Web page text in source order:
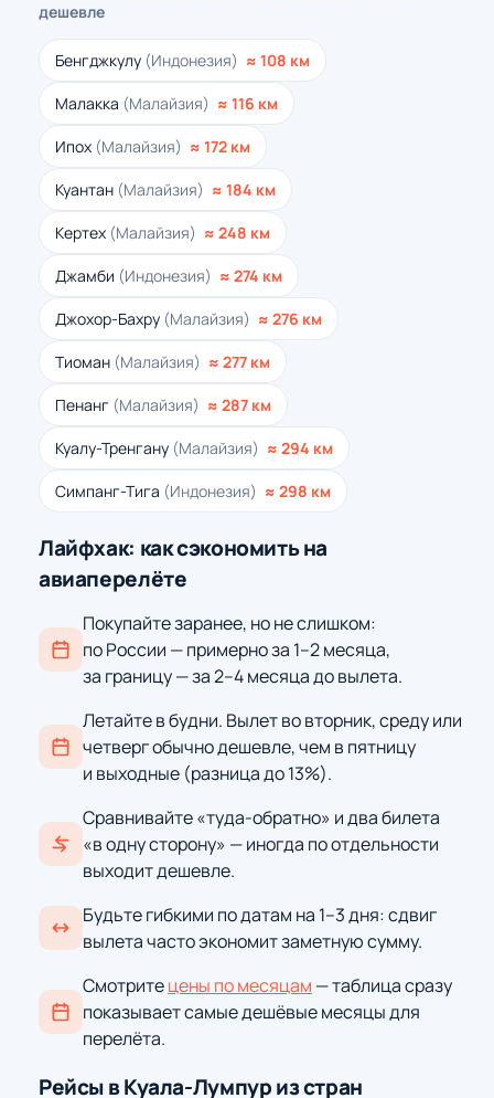
дешевле
Бенгджкулу (Индонезия) ≈ 108 км
Малакка (Малайзия) ≈ 116 км
Ипох (Малайзия) ≈ 172 км
Куантан (Малайзия) ≈ 184 км
Кертех (Малайзия) ≈ 248 км
Джамби (Индонезия) ≈ 274 км
Джохор-Бахру (Малайзия) ≈ 276 км
Тиоман (Малайзия) ≈ 277 км
Пенанг (Малайзия) ≈ 287 км
Куалу-Тренгану (Малайзия) ≈ 294 км
Симпанг-Тига (Индонезия) ≈ 298 км
Лайфхак: как сэкономить на
авиаперелёте
Покупайте заранее, но не слишком:
по России — примерно за 1–2 месяца,
за границу — за 2–4 месяца до вылета.
Летайте в будни. Вылет во вторник, среду или
четверг обычно дешевле, чем в пятницу
и выходные (разница до 13%).
Сравнивайте «туда-обратно» и два билета
«в одну сторону» — иногда по отдельности
выходит дешевле.
Будьте гибкими по датам на 1–3 дня: сдвиг
вылета часто экономит заметную сумму.
Смотритецены по месяцам — таблица сразу
показывает самые дешёвые месяцы для
перелёта.
Рейсы в Куала-Лумпур из стран